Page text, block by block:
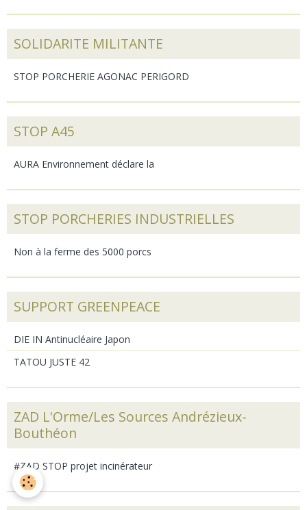
SOLIDARITE MILITANTE
STOP PORCHERIE AGONAC PERIGORD
STOP A45
AURA Environnement déclare la
STOP PORCHERIES INDUSTRIELLES
Non à la ferme des 5000 porcs
SUPPORT GREENPEACE
DIE IN Antinucléaire Japon
TATOU JUSTE 42
ZAD L'Orme/Les Sources Andrézieux-
Bouthéon
#ZAD STOP projet incinérateur